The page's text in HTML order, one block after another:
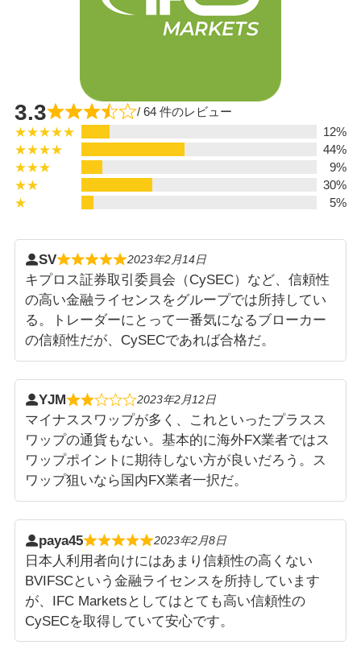
3.3
/ 64 件のレビュー
★★★★★
12%
★★★★
44%
★★★
9%
★★
30%
★
5%
2023年2月14日
キプロス証券取引委員会（CySEC）など、信頼性
の高い金融ライセンスをグループでは所持してい
る。トレーダーにとって一番気になるブローカー
の信頼性だが、CySECであれば合格だ。
SV
2023年2月12日
マイナススワップが多く、これといったプラスス
ワップの通貨もない。基本的に海外FX業者ではス
ワップポイントに期待しない方が良いだろう。ス
ワップ狙いなら国内FX業者一択だ。
YJM
2023年2月8日
日本人利用者向けにはあまり信頼性の高くない
BVIFSCという金融ライセンスを所持しています
が、IFC Marketsとしてはとても高い信頼性の
CySECを取得していて安心です。
paya45